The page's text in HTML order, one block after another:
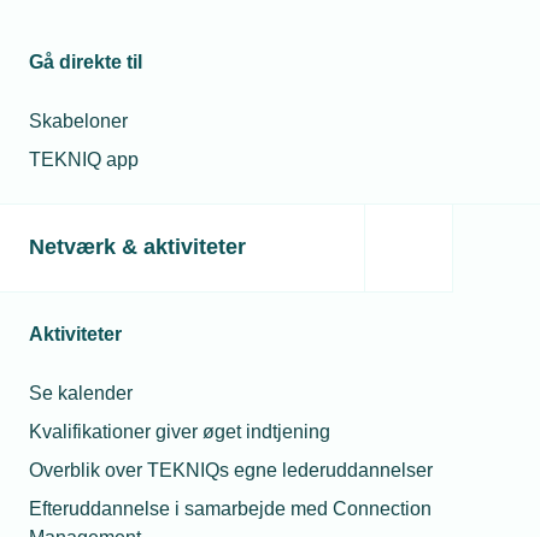
Gå direkte til
Skabeloner
TEKNIQ app
Netværk & aktiviteter
Aktiviteter
Se kalender
Kvalifikationer giver øget indtjening
Overblik over TEKNIQs egne lederuddannelser
Efteruddannelse i samarbejde med Connection
producenter og virksomheder til at tage sikkerheden
ansøgningsrunder i år til Bygningspuljen. Tilskuddene